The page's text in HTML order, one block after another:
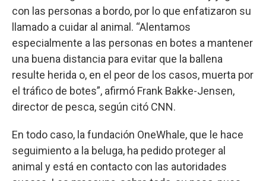
con las personas a bordo, por lo que enfatizaron su
llamado a cuidar al animal. “Alentamos
especialmente a las personas en botes a mantener
una buena distancia para evitar que la ballena
resulte herida o, en el peor de los casos, muerta por
el tráfico de botes”, afirmó Frank Bakke-Jensen,
director de pesca, según citó CNN.
En todo caso, la fundación OneWhale, que le hace
seguimiento a la beluga, ha pedido proteger al
animal y está en contacto con las autoridades